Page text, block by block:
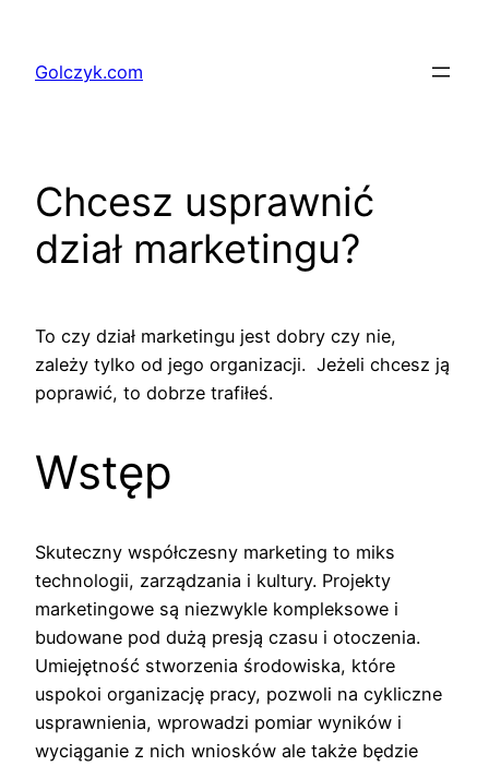
treściGolczyk.com
Chcesz usprawnić
dział marketingu?
To czy dział marketingu jest dobry czy nie,
zależy tylko od jego organizacji. Jeżeli chcesz ją
poprawić, to dobrze trafiłeś.
Wstęp
Skuteczny współczesny marketing to miks
technologii, zarządzania i kultury. Projekty
marketingowe są niezwykle kompleksowe i
budowane pod dużą presją czasu i otoczenia.
Umiejętność stworzenia środowiska, które
uspokoi organizację pracy, pozwoli na cykliczne
usprawnienia, wprowadzi pomiar wyników i
wyciąganie z nich wniosków ale także będzie